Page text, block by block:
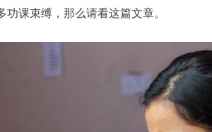
课束缚，那么请看这篇文章。